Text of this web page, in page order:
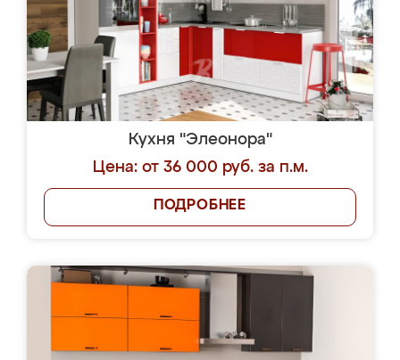
Кухня "Элеонора"
Цена: от 36 000 руб. за п.м.
ПОДРОБНЕЕ